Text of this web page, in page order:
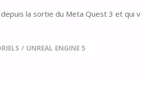
la sortie du Meta Quest 3 et qui
/ UNREAL ENGINE 5